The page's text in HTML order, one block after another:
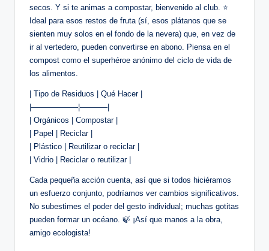
secos. Y si te animas a compostar, bienvenido al club. ⭐
Ideal para esos restos de fruta (sí, esos plátanos que se
sienten muy solos en el fondo de la nevera) que, en vez de
ir al vertedero, pueden convertirse en abono. Piensa en el
compost como el superhéroe anónimo del ciclo de vida de
los alimentos.
| Tipo de Residuos | Qué Hacer |
|——————|———–|
| Orgánicos | Compostar |
| Papel | Reciclar |
| Plástico | Reutilizar o reciclar |
| Vidrio | Reciclar o reutilizar |
Cada pequeña acción cuenta, así que si todos hiciéramos
un esfuerzo conjunto, podríamos ver cambios significativos.
No subestimes el poder del gesto individual; muchas gotitas
pueden formar un océano. 🍃 ¡Así que manos a la obra,
amigo ecologista!